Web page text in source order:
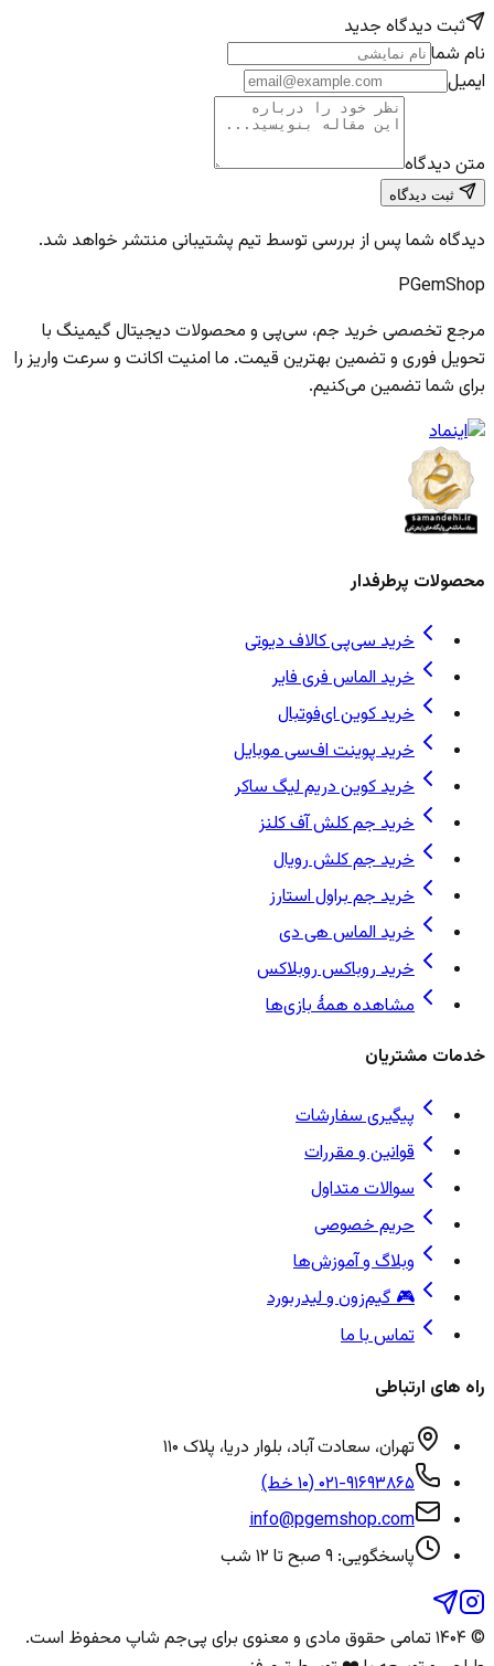
ثبت دیدگاه جدید
نام شما
ایمیل
متن دیدگاه
ثبت دیدگاه
دیدگاه شما پس از بررسی توسط تیم پشتیبانی منتشر خواهد شد.
PGemShop
مرجع تخصصی خرید جم، سی‌پی و محصولات دیجیتال گیمینگ با
تحویل فوری و تضمین بهترین قیمت. ما امنیت اکانت و سرعت واریز را
برای شما تضمین می‌کنیم.
محصولات پرطرفدار
خرید سی‌پی کالاف دیوتی
خرید الماس فری فایر
خرید کوین ای‌فوتبال
خرید پوینت اف‌سی موبایل
خرید کوین دریم لیگ ساکر
خرید جم کلش آف کلنز
خرید جم کلش رویال
خرید جم براول استارز
خرید الماس هی دی
خرید روباکس روبلاکس
مشاهده همهٔ بازی‌ها
خدمات مشتریان
پیگیری سفارشات
قوانین و مقررات
سوالات متداول
حریم خصوصی
وبلاگ و آموزش‌ها
🎮 گیم‌زون و لیدربورد
تماس با ما
راه های ارتباطی
تهران، سعادت آباد، بلوار دریا، پلاک ۱۱۰
۰۲۱-۹۱۶۹۳۸۶۵ (۱۰ خط)
info@pgemshop.com
پاسخگویی: ۹ صبح تا ۱۲ شب
© ۱۴۰۴ تمامی حقوق مادی و معنوی برای پی‌جم شاپ محفوظ است.